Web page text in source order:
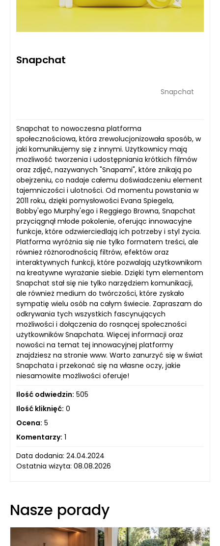
Snapchat
Snapchat
Snapchat to nowoczesna platforma
społecznościowa, która zrewolucjonizowała sposób, w
jaki komunikujemy się z innymi. Użytkownicy mają
możliwość tworzenia i udostępniania krótkich filmów
oraz zdjęć, nazywanych "Snapami", które znikają po
obejrzeniu, co nadaje całemu doświadczeniu element
tajemniczości i ulotności. Od momentu powstania w
2011 roku, dzięki pomysłowości Evana Spiegela,
Bobby'ego Murphy'ego i Reggiego Browna, Snapchat
przyciągnął młode pokolenie, oferując innowacyjne
funkcje, które odzwierciedlają ich potrzeby i styl życia.
Platforma wyróżnia się nie tylko formatem treści, ale
również różnorodnością filtrów, efektów oraz
interaktywnych funkcji, które pozwalają użytkownikom
na kreatywne wyrażanie siebie. Dzięki tym elementom
Snapchat stał się nie tylko narzędziem komunikacji,
ale również medium do twórczości, które zyskało
sympatię wielu osób na całym świecie. Zapraszam do
odkrywania tych wszystkich fascynujących
możliwości i dołączenia do rosnącej społeczności
użytkowników Snapchata. Więcej informacji oraz
nowości na temat tej innowacyjnej platformy
znajdziesz na stronie www. Warto zanurzyć się w świat
Snapchata i przekonać się na własne oczy, jakie
niesamowite możliwości oferuje!
Ilość odwiedzin: 505
Ilość kliknięć: 0
Ocena: 5
Komentarzy: 1
Data dodania: 24.04.2024
Ostatnia wizyta: 08.08.2026
Nasze porady